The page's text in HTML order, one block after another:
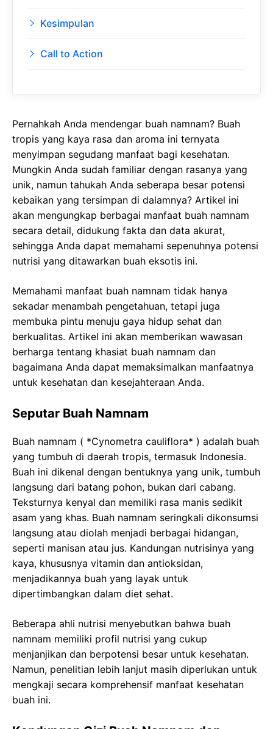
Kesimpulan
Call to Action
Pernahkah Anda mendengar buah namnam? Buah
tropis yang kaya rasa dan aroma ini ternyata
menyimpan segudang manfaat bagi kesehatan.
Mungkin Anda sudah familiar dengan rasanya yang
unik, namun tahukah Anda seberapa besar potensi
kebaikan yang tersimpan di dalamnya? Artikel ini
akan mengungkap berbagai manfaat buah namnam
secara detail, didukung fakta dan data akurat,
sehingga Anda dapat memahami sepenuhnya potensi
nutrisi yang ditawarkan buah eksotis ini.
Memahami manfaat buah namnam tidak hanya
sekadar menambah pengetahuan, tetapi juga
membuka pintu menuju gaya hidup sehat dan
berkualitas. Artikel ini akan memberikan wawasan
berharga tentang khasiat buah namnam dan
bagaimana Anda dapat memaksimalkan manfaatnya
untuk kesehatan dan kesejahteraan Anda.
Seputar Buah Namnam
Buah namnam ( *Cynometra cauliflora* ) adalah buah
yang tumbuh di daerah tropis, termasuk Indonesia.
Buah ini dikenal dengan bentuknya yang unik, tumbuh
langsung dari batang pohon, bukan dari cabang.
Teksturnya kenyal dan memiliki rasa manis sedikit
asam yang khas. Buah namnam seringkali dikonsumsi
langsung atau diolah menjadi berbagai hidangan,
seperti manisan atau jus. Kandungan nutrisinya yang
kaya, khususnya vitamin dan antioksidan,
menjadikannya buah yang layak untuk
dipertimbangkan dalam diet sehat.
Beberapa ahli nutrisi menyebutkan bahwa buah
namnam memiliki profil nutrisi yang cukup
menjanjikan dan berpotensi besar untuk kesehatan.
Namun, penelitian lebih lanjut masih diperlukan untuk
mengkaji secara komprehensif manfaat kesehatan
buah ini.